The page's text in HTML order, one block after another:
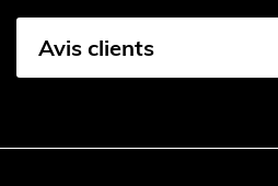
Avis clients